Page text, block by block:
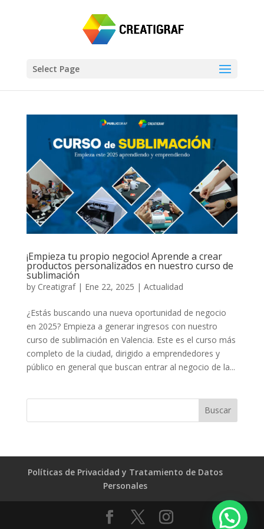
Select Page
¡Empieza tu propio negocio! Aprende a crear
productos personalizados en nuestro curso de
sublimación
by Creatigraf| Ene 22, 2025 | Actualidad
¿Estás buscando una nueva oportunidad de negocio
en 2025? Empieza a generar ingresos con nuestro
curso de sublimación en Valencia. Este es el curso más
completo de la ciudad, dirigido a emprendedores y
público en general que buscan entrar al negocio de la...
Políticas de Privacidad y Tratamiento de Datos
Personales